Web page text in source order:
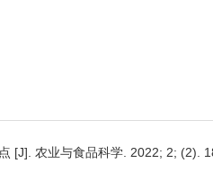
[J]. 农业与食品科学. 2022; 2; (2).